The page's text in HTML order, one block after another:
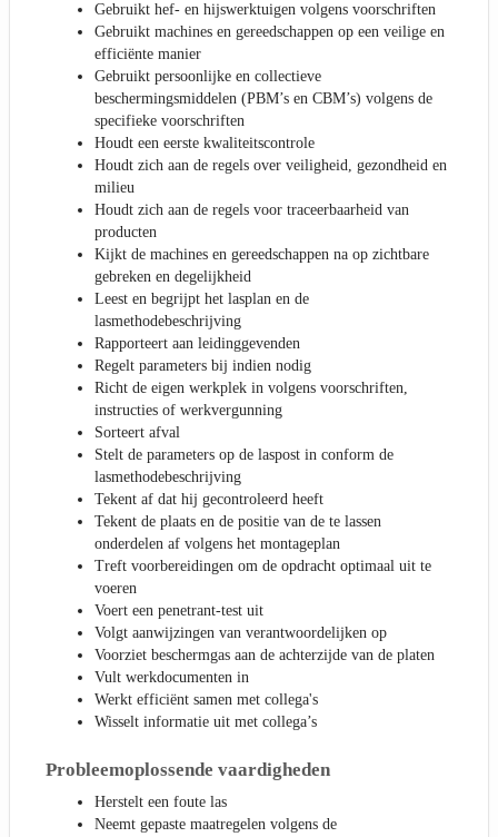
Gebruikt hef- en hijswerktuigen volgens voorschriften
Gebruikt machines en gereedschappen op een veilige en
efficiënte manier
Gebruikt persoonlijke en collectieve
beschermingsmiddelen (PBM’s en CBM’s) volgens de
specifieke voorschriften
Houdt een eerste kwaliteitscontrole
Houdt zich aan de regels over veiligheid, gezondheid en
milieu
Houdt zich aan de regels voor traceerbaarheid van
producten
Kijkt de machines en gereedschappen na op zichtbare
gebreken en degelijkheid
Leest en begrijpt het lasplan en de
lasmethodebeschrijving
Rapporteert aan leidinggevenden
Regelt parameters bij indien nodig
Richt de eigen werkplek in volgens voorschriften,
instructies of werkvergunning
Sorteert afval
Stelt de parameters op de laspost in conform de
lasmethodebeschrijving
Tekent af dat hij gecontroleerd heeft
Tekent de plaats en de positie van de te lassen
onderdelen af volgens het montageplan
Treft voorbereidingen om de opdracht optimaal uit te
voeren
Voert een penetrant-test uit
Volgt aanwijzingen van verantwoordelijken op
Voorziet beschermgas aan de achterzijde van de platen
Vult werkdocumenten in
Werkt efficiënt samen met collega's
Wisselt informatie uit met collega’s
Probleemoplossende vaardigheden
Herstelt een foute las
Neemt gepaste maatregelen volgens de